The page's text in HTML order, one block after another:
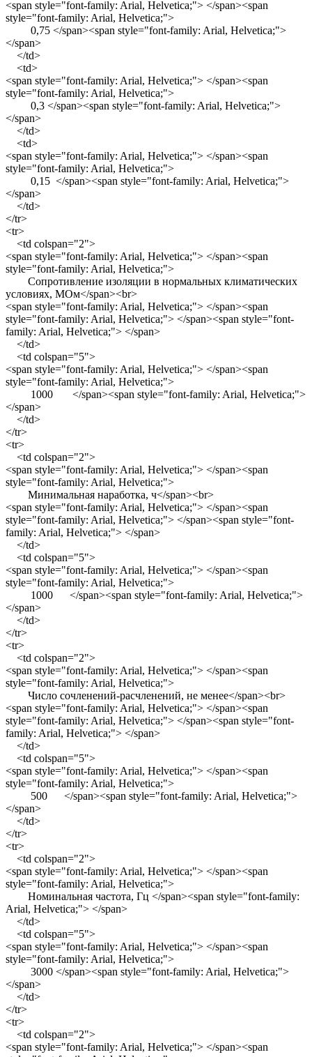
<span style="font-family: Arial, Helvetica;"> </span><span
style="font-family: Arial, Helvetica;">
0,75 </span><span style="font-family: Arial, Helvetica;">
</span>
</td>
<td>
<span style="font-family: Arial, Helvetica;"> </span><span
style="font-family: Arial, Helvetica;">
0,3 </span><span style="font-family: Arial, Helvetica;">
</span>
</td>
<td>
<span style="font-family: Arial, Helvetica;"> </span><span
style="font-family: Arial, Helvetica;">
0,15 </span><span style="font-family: Arial, Helvetica;">
</span>
</td>
</tr>
<tr>
<td colspan="2">
<span style="font-family: Arial, Helvetica;"> </span><span
style="font-family: Arial, Helvetica;">
Сопротивление изоляции в нормальных климатических
условиях, МОм</span><br>
<span style="font-family: Arial, Helvetica;"> </span><span
style="font-family: Arial, Helvetica;"> </span><span style="font-
family: Arial, Helvetica;"> </span>
</td>
<td colspan="5">
<span style="font-family: Arial, Helvetica;"> </span><span
style="font-family: Arial, Helvetica;">
1000 </span><span style="font-family: Arial, Helvetica;">
</span>
</td>
</tr>
<tr>
<td colspan="2">
<span style="font-family: Arial, Helvetica;"> </span><span
style="font-family: Arial, Helvetica;">
Минимальная наработка, ч</span><br>
<span style="font-family: Arial, Helvetica;"> </span><span
style="font-family: Arial, Helvetica;"> </span><span style="font-
family: Arial, Helvetica;"> </span>
</td>
<td colspan="5">
<span style="font-family: Arial, Helvetica;"> </span><span
style="font-family: Arial, Helvetica;">
1000 </span><span style="font-family: Arial, Helvetica;">
</span>
</td>
</tr>
<tr>
<td colspan="2">
<span style="font-family: Arial, Helvetica;"> </span><span
style="font-family: Arial, Helvetica;">
Число сочленений-расчленений, не менее</span><br>
<span style="font-family: Arial, Helvetica;"> </span><span
style="font-family: Arial, Helvetica;"> </span><span style="font-
family: Arial, Helvetica;"> </span>
</td>
<td colspan="5">
<span style="font-family: Arial, Helvetica;"> </span><span
style="font-family: Arial, Helvetica;">
500 </span><span style="font-family: Arial, Helvetica;">
</span>
</td>
</tr>
<tr>
<td colspan="2">
<span style="font-family: Arial, Helvetica;"> </span><span
style="font-family: Arial, Helvetica;">
Номинальная частота, Гц </span><span style="font-family:
Arial, Helvetica;"> </span>
</td>
<td colspan="5">
<span style="font-family: Arial, Helvetica;"> </span><span
style="font-family: Arial, Helvetica;">
3000 </span><span style="font-family: Arial, Helvetica;">
</span>
</td>
</tr>
<tr>
<td colspan="2">
<span style="font-family: Arial, Helvetica;"> </span><span